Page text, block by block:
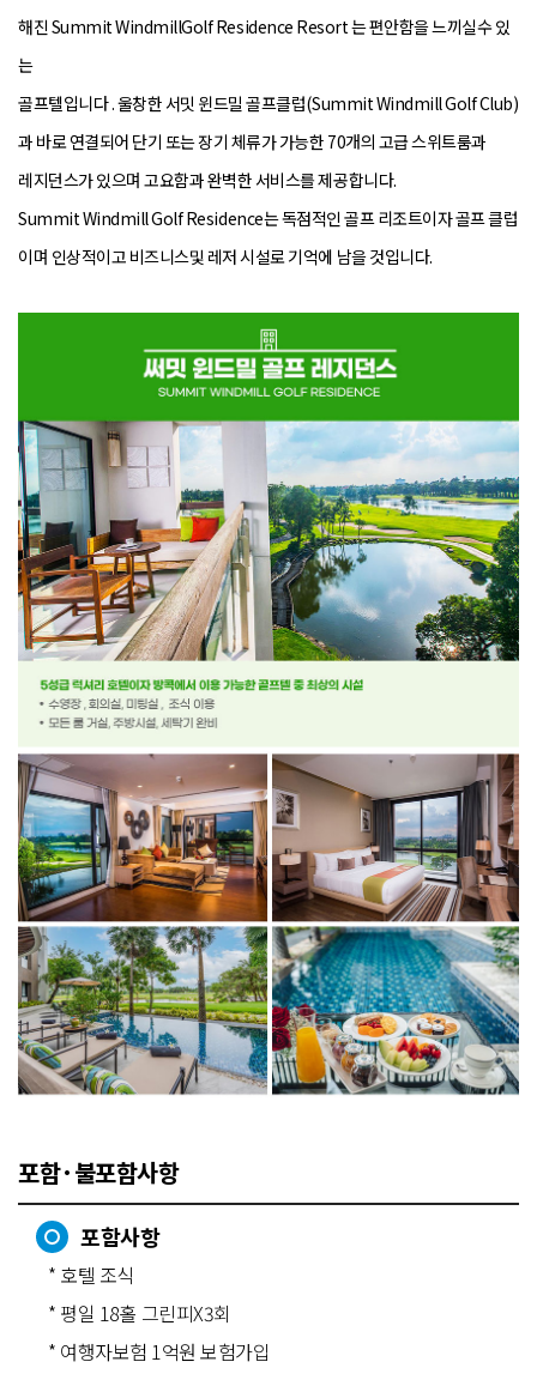
해진 Summit WindmillGolf Residence Resort 는 편안함을 느끼실수 있
는
골프텔입니다 . 울창한 서밋 윈드밀 골프클럽(Summit Windmill Golf Club)
과 바로 연결되어 단기 또는 장기 체류가 가능한 70개의 고급 스위트룸과
레지던스가 있으며 고요함과 완벽한 서비스를 제공합니다.
Summit Windmill Golf Residence는 독점적인 골프 리조트이자 골프 클럽
이며 인상적이고 비즈니스및 레저 시설로 기억에 남을 것입니다.
포함·불포함사항
포함사항
* 호텔 조식
* 평일 18홀 그린피X3회
* 여행자보험 1억원 보험가입